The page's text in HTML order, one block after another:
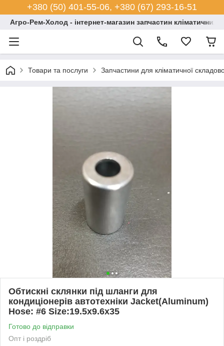
+380 (50) 401-55-06, +380 (67) 293-16-51
Агро-Рем-Холод - інтернет-магазин запчастин кліматичних
Товари та послуги Запчастини для кліматичної
Обтискні склянки під шланги для
кондиціонерів автотехніки Jacket(Aluminum)
Hose: #6 Size:19.5x9.6x35
Готово до відправки
Опт і роздріб